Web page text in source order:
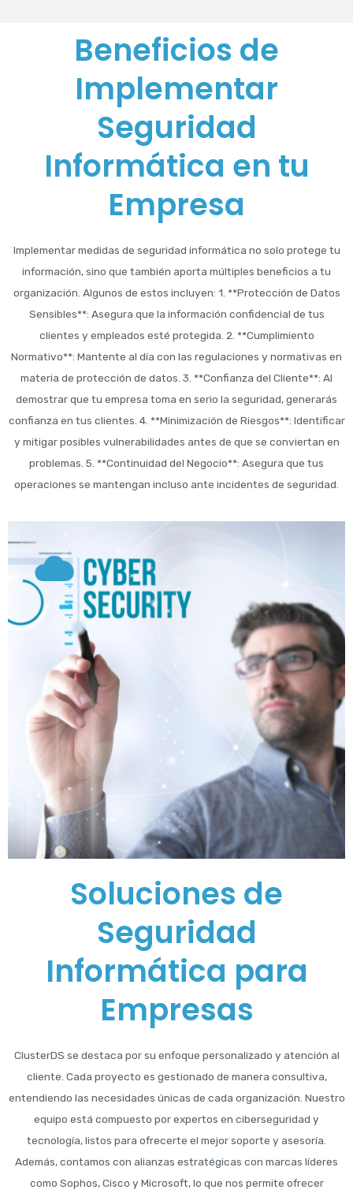
Beneficios de
Implementar
Seguridad
Informática en tu
Empresa
Implementar medidas de seguridad informática no solo protege tu
información, sino que también aporta múltiples beneficios a tu
organización. Algunos de estos incluyen: 1. **Protección de Datos
Sensibles**: Asegura que la información confidencial de tus
clientes y empleados esté protegida. 2. **Cumplimiento
Normativo**: Mantente al día con las regulaciones y normativas en
materia de protección de datos. 3. **Confianza del Cliente**: Al
demostrar que tu empresa toma en serio la seguridad, generarás
confianza en tus clientes. 4. **Minimización de Riesgos**: Identificar
y mitigar posibles vulnerabilidades antes de que se conviertan en
problemas. 5. **Continuidad del Negocio**: Asegura que tus
operaciones se mantengan incluso ante incidentes de seguridad.
Soluciones de
Seguridad
Informática para
Empresas
ClusterDS se destaca por su enfoque personalizado y atención al
cliente. Cada proyecto es gestionado de manera consultiva,
entendiendo las necesidades únicas de cada organización. Nuestro
equipo está compuesto por expertos en ciberseguridad y
tecnología, listos para ofrecerte el mejor soporte y asesoría.
Además, contamos con alianzas estratégicas con marcas líderes
como Sophos, Cisco y Microsoft, lo que nos permite ofrecer